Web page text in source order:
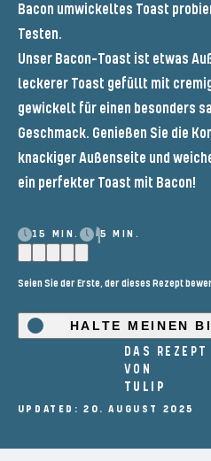
Bacon umwickeltes Toast
Testen.
Unser Bacon-Toast ist etwas
leckerer Toast gefüllt mit
gewickelt für einen besonders
Geschmack. Genießen Sie die
knackiger Außenseite und
ein perfekter Toast mit Bacon!
15 MIN. 5 MIN.
Seien Sie der Erste, der dieses Rezept
HALTE MEINEN
DAS
VON
TULIP
UPDATED: 20. AUGUST 2025